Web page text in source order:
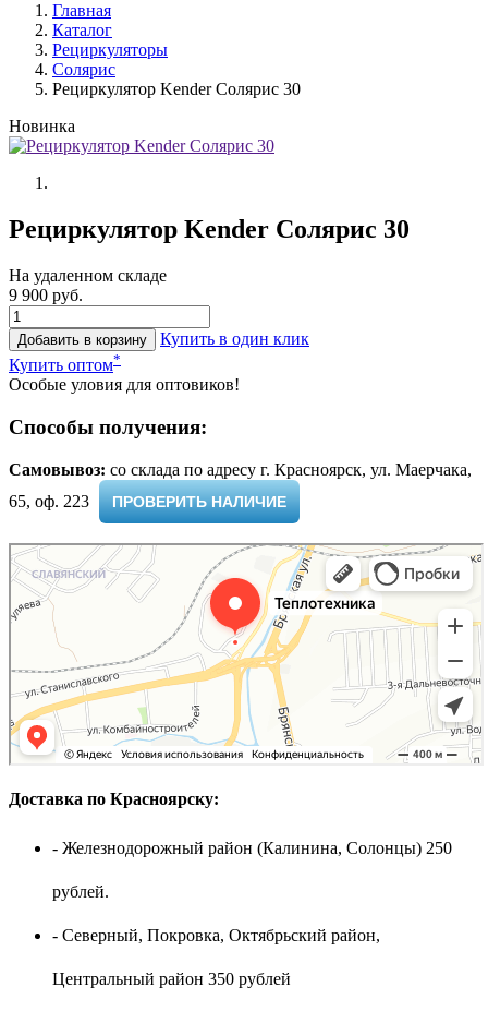
Главная
Каталог
Рециркуляторы
Солярис
Рециркулятор Kender Солярис 30
Новинка
Рециркулятор Kender Солярис 30
На удаленном складе
9 900 руб.
Добавить в корзину
Купить в один клик
Купить оптом*
Особые уловия для оптовиков!
Способы получения:
Самовывоз: cо склада по адресу г. Красноярск, ул. Маерчака,
65, оф. 223 ​
ПРОВЕРИТЬ НАЛИЧИЕ
Доставка по Красноярску:
- Железнодорожный район (Калинина, Солонцы) 250
рублей.
- Северный, Покровка, Октябрьский район,
Центральный район 350 рублей